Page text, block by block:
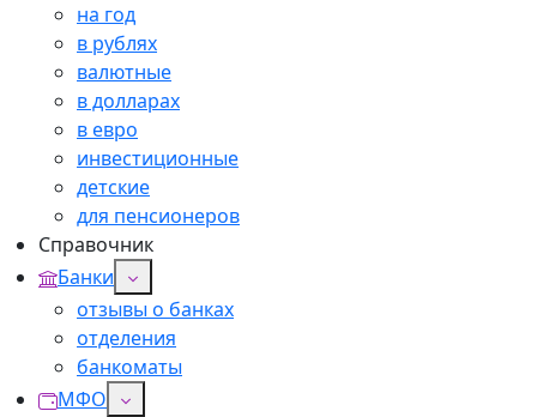
на год
в рублях
валютные
в долларах
в евро
инвестиционные
детские
для пенсионеров
Справочник
Банки
отзывы о банках
отделения
банкоматы
МФО